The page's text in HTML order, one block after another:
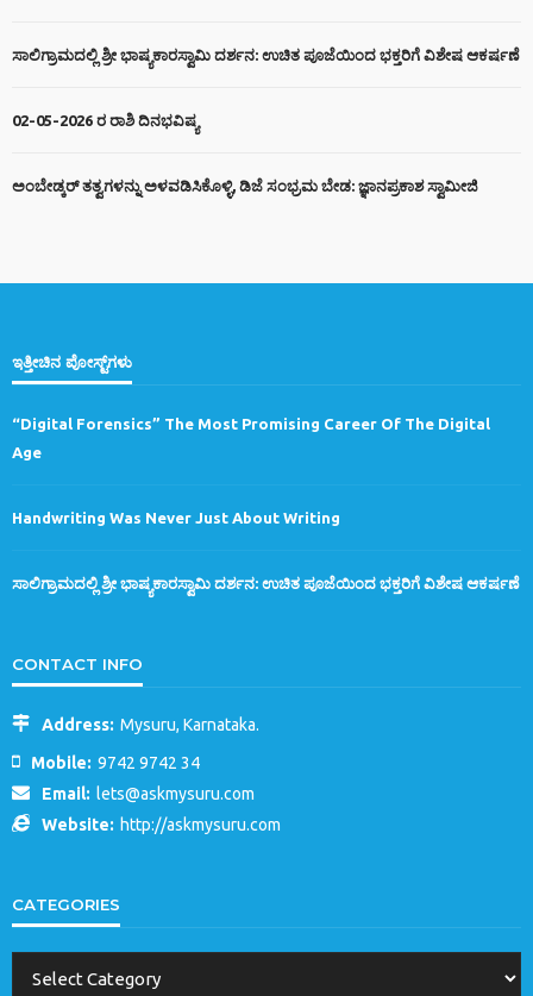
ಸಾಲಿಗ್ರಾಮದಲ್ಲಿ ಶ್ರೀ ಭಾಷ್ಯಕಾರಸ್ವಾಮಿ ದರ್ಶನ: ಉಚಿತ ಪೂಜೆಯಿಂದ ಭಕ್ತರಿಗೆ ವಿಶೇಷ ಆಕರ್ಷಣೆ
02-05-2026 ರ ರಾಶಿ ದಿನಭವಿಷ್ಯ
ಅಂಬೇಡ್ಕರ್ ತತ್ವಗಳನ್ನು ಅಳವಡಿಸಿಕೊಳ್ಳಿ, ಡಿಜೆ ಸಂಭ್ರಮ ಬೇಡ: ಜ್ಞಾನಪ್ರಕಾಶ ಸ್ವಾಮೀಜಿ
ಇತ್ತೀಚಿನ ಪೋಸ್ಟ್‌ಗಳು
“Digital Forensics” The Most Promising Career Of The Digital
Age
Handwriting Was Never Just About Writing
ಸಾಲಿಗ್ರಾಮದಲ್ಲಿ ಶ್ರೀ ಭಾಷ್ಯಕಾರಸ್ವಾಮಿ ದರ್ಶನ: ಉಚಿತ ಪೂಜೆಯಿಂದ ಭಕ್ತರಿಗೆ ವಿಶೇಷ ಆಕರ್ಷಣೆ
CONTACT INFO
Address: Mysuru, Karnataka.
Mobile: 9742 9742 34
Email: lets@askmysuru.com
Website: http://askmysuru.com
CATEGORIES